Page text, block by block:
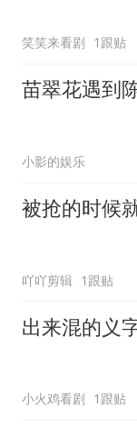
笑笑来看剧 1跟贴
苗翠花遇到
小影的娱乐
被抢的时候
吖吖剪辑 1跟贴
出来混的义
小火鸡看剧 1跟贴